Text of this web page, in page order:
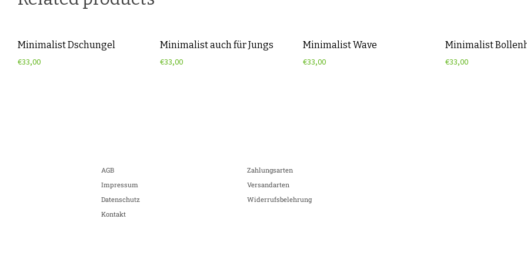
Minimalist Dschungel
€33,00
Minimalist auch für Jungs
€33,00
Minimalist Wave
€33,00
Minimalist
€33,00
AGB
Impressum
Datenschutz
Kontakt
Zahlungsarten
Versandarten
Widerrufsbelehrung